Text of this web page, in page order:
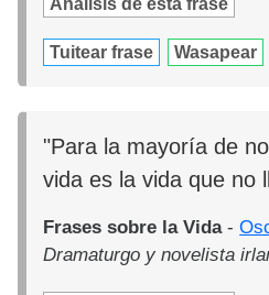
Tuitear frase Wasapear
"Para la mayoría de
vida es la vida que no
Frases sobre la Vida-
Dramaturgo y novelista